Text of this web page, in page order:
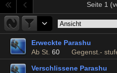
Seite 1
Erweckte Parashu
Ab St. 60 Gegenst.-
Verschlissene Parashu